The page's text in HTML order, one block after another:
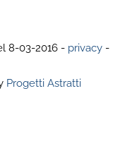
8-03-2016 - privacy -
Progetti Astratti